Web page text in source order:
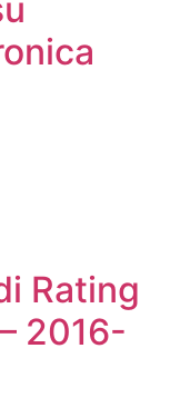
Rating
2016-